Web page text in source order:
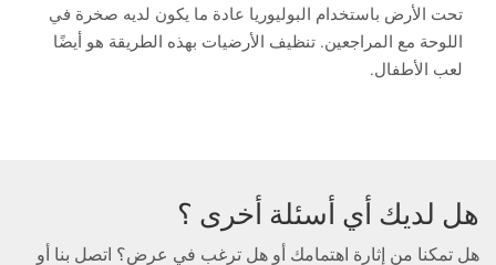
تحت الأرض باستخدام البوليوريا عادة ما يكون لديه صخرة في
اللوحة مع المراجعين. تنظيف الأرضيات بهذه الطريقة هو أيضًا
لعب الأطفال.
هل لديك أي أسئلة أخرى ؟
هل تمكنا من إثارة اهتمامك أو هل ترغب في عرض؟ اتصل بنا أو